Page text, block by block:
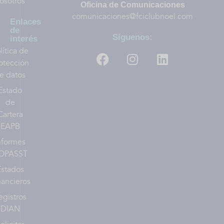
Enlaces
de
interés
de
datos
de
EAPB
DIAN
Oficina de Comunicaciones
comunicaciones@fciclubnoel.com
Síguenos: